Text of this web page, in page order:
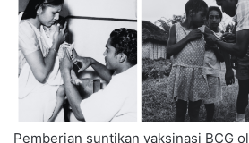
Pemberian suntikan vaksinasi BCG